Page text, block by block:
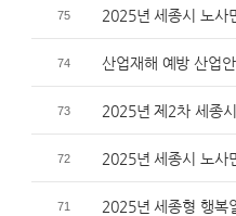
75 2025년 세종시 노사
74 산업재해 예방 산업
73 2025년 제2차 세종
72 2025년 세종시 노사
71 2025년 세종형 행복